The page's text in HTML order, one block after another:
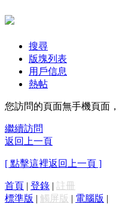
搜尋
版塊列表
用戶信息
熱帖
您訪問的頁面無手機頁面
繼續訪問
返回上一頁
[ 點擊這裡返回上一頁 ]
首頁 | 登錄 | 註冊
標準版 | 觸屏版 | 電腦版 |